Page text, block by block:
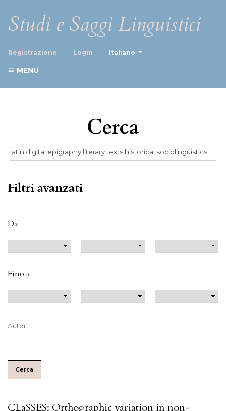
Studi e Saggi Linguistici
Registrazione Login Italiano
MENU
Cerca
Filtri avanzati
Da
Fino a
Cerca
CLaSSES: Orthographic variation in non-